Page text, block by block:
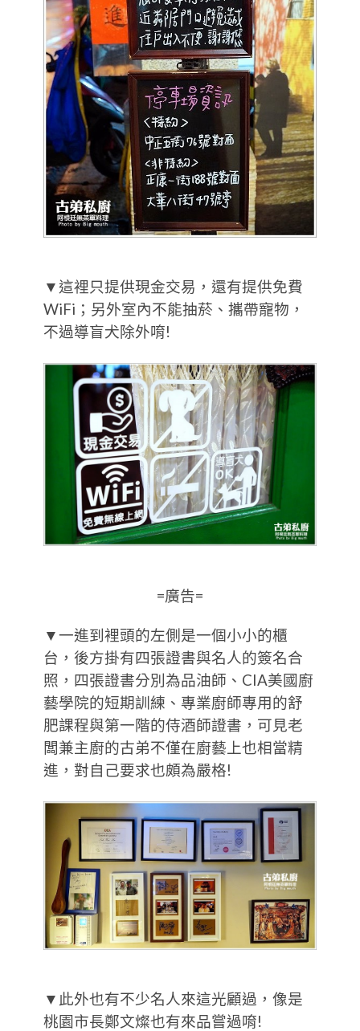
▼這裡只提供現金交易，還有提供免費
WiFi；另外室內不能抽菸、攜帶寵物，
不過導盲犬除外唷!
=廣告=
▼一進到裡頭的左側是一個小小的櫃
台，後方掛有四張證書與名人的簽名合
照，四張證書分別為品油師、CIA美國廚
藝學院的短期訓練、專業廚師專用的舒
肥課程與第一階的侍酒師證書，可見老
闆兼主廚的古弟不僅在廚藝上也相當精
進，對自己要求也頗為嚴格!
▼此外也有不少名人來這光顧過，像是
桃園市長鄭文燦也有來品嘗過唷!